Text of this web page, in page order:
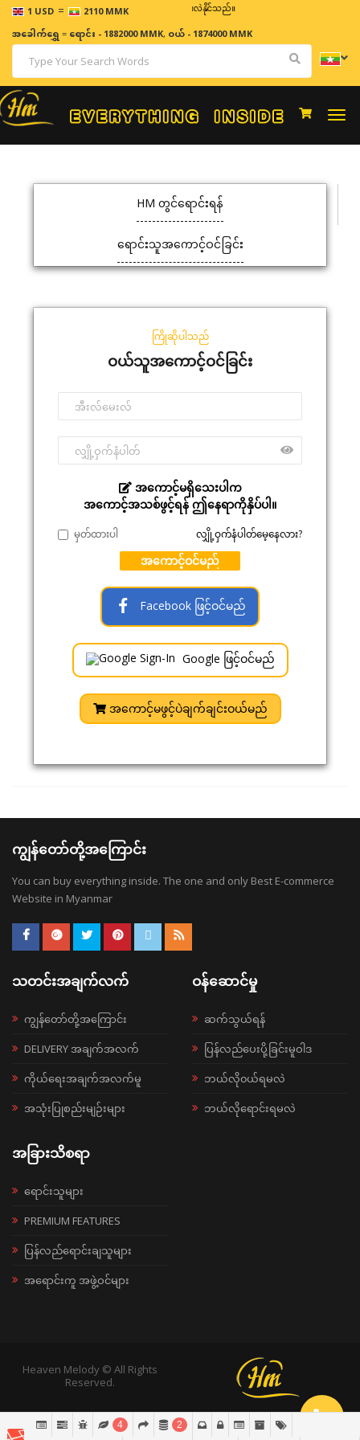
1 USD = 2110 MMK
ဈေးနှုန်းများသည် အချိန်နှင့် အမျှပြောင်းလဲနိုင်သည်။
အခေါက်ရွှေ=ရောင်း - 1882000 MMK, ဝယ် - 1874000 MMK
HM တွင်ရောင်းရန်
ရောင်းသူအကောင့်ဝင်ခြင်း
ကြိုဆိုပါသည်
ဝယ်သူအကောင့်ဝင်ခြင်း
အကောင့်မရှိသေးပါက
အကောင့်အသစ်ဖွင့်ရန် ဤနေရာကိုနှိပ်ပါ။
မှတ်ထားပါ လျှို့ဝှက်နံပါတ်မေ့နေလား?
အကောင့်ဝင်မည်
Facebook ဖြင့်ဝင်မည်
Google ဖြင့်ဝင်မည်
အကောင့်မဖွင့်ပဲချက်ချင်းဝယ်မည်
ကျွန်တော်တို့အကြောင်း
You can buy everything inside. The one and only Best E-commerce
Website in Myanmar
သတင်းအချက်လက်
ကျွန်တော်တို့အကြောင်း
DELIVERY အချက်အလက်
ကိုယ်ရေးအချက်အလက်မူ
အသုံးပြုစည်းမျဉ်းများ
ဝန်ဆောင်မှု
ဆက်သွယ်ရန်
ပြန်လည်ပေးပို့ခြင်းမူဝါဒ
ဘယ်လို၀ယ်ရမလဲ
ဘယ်လိုရောင်းရမလဲ
အခြားသိစရာ
ရောင်းသူများ
PREMIUM FEATURES
ပြန်လည်ရောင်းချသူများ
အရောင်းကူ အဖွဲ့ဝင်များ
Heaven Melody © All Rights
Reserved.
4 2